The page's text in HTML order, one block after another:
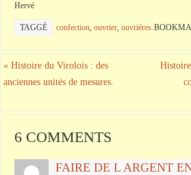
Hervé
TAGGÉ confection, ouvrier, ouvriéres.
« Histoire du Virolois : des
anciennes unités de mesures.
6 COMMENTS
FAIRE DE L ARGENT